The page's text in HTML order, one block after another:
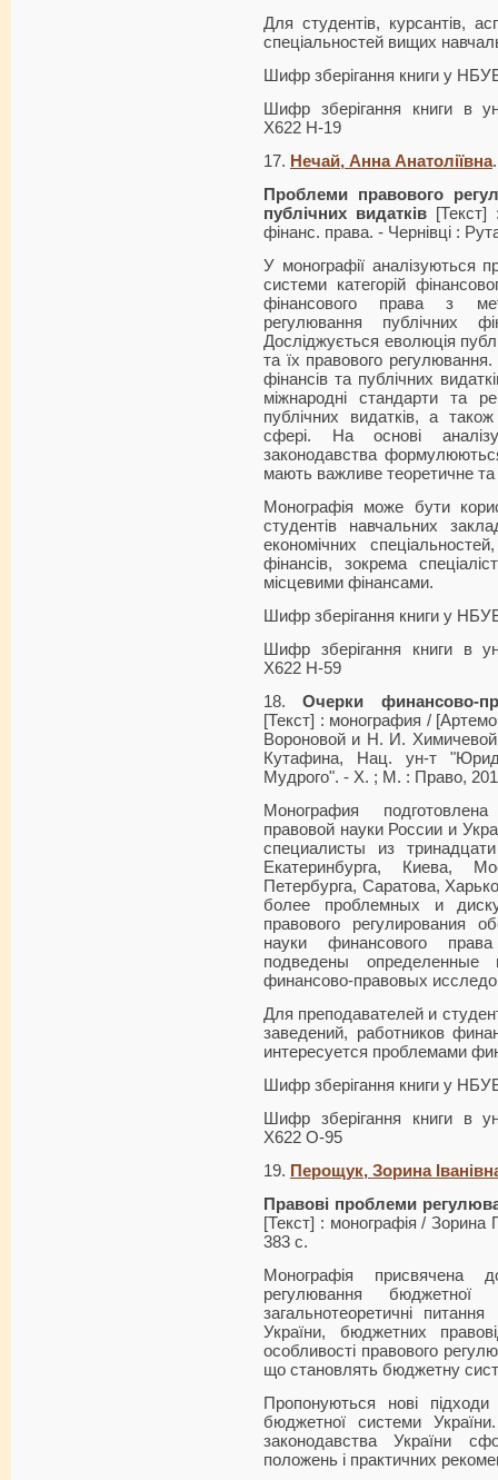
Для студентів, курсантів,
спеціальностей вищих
Шифр зберігання книги у
Шифр зберігання книги в
Х622 Н-19
17. Нечай, Анна Анатоліївна.
Проблеми правового
публічних видатків[Текст]
фінанс. права. - Чернівці :
У монографії аналізуються
системи категорій
фінансового права з
регулювання публічних
Досліджується еволюція
та їх правового
фінансів та публічних
міжнародні стандарти та
публічних видатків, а
сфері. На основі
законодавства
мають важливе теоретичне та
Монографія може бути
студентів навча­льних
економічних
фінансів, зокрема
місцевими фінансами.
Шифр зберігання книги у
Шифр зберігання книги в
Х622 Н-59
18.Очерки финансово-
[Текст] : монография /
Вороновой и Н. И.
Кутафина, Нац. ун-т
Мудрого". - Х. ; М. : Право,
Монография
правовой науки России и
специалисты из
Екатеринбурга, Киева,
Петербурга, Саратова,
более проблемных и
правового регулиро­вания
науки финансового
подведены определенные
финансово-правовых
Для преподавателей и
заведений, работников
интересуется проблемами
Шифр зберігання книги у
Шифр зберігання книги в
Х622 О-95
19. Перощук, Зорина
Правові проблеми
[Текст] : монографія / Зорина
383 с.
Монографія присвячена
регулювання бюджетної
загальнотеоретичні
України, бюджетних
особливості правового
що становлять бюджетну
Пропонуються нові
бюджетної системи
законодавства України
положень і практичних